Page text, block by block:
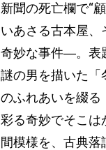
新聞の死亡欄で“
いあさる古本屋
奇妙な事件―。表
謎の男を描いた「
のふれあいを綴る
彩る奇妙でそこは
間模様を、古典